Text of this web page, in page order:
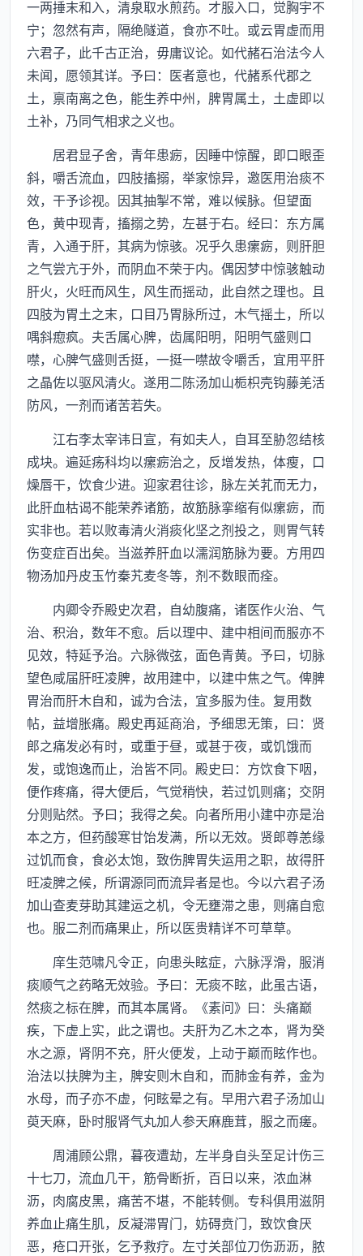
一两捶末和入，清泉取水煎药。才服入口，觉胸宇不
宁；忽然有声，隔绝隧道，食亦不吐。或云胃虚而用
六君子，此千古正治，毋庸议论。如代赭石治法今人
未闻，愿领其详。予曰：医者意也，代赭系代郡之
土，禀南离之色，能生养中州，脾胃属土，土虚即以
土补，乃同气相求之义也。
居君显子舍，青年患疬，因睡中惊醒，即口眼歪
斜，嚼舌流血，四肢搐搦，举家惊异，邀医用治痰不
效，干予诊视。因其抽掣不常，难以候脉。但望面
色，黄中现青，搐搦之势，左甚于右。经曰：东方属
青，入通于肝，其病为惊骇。况乎久患瘰疬，则肝胆
之气尝亢于外，而阴血不荣于内。偶因梦中惊骇触动
肝火，火旺而风生，风生而摇动，此自然之理也。且
四肢为胃土之末，口目乃胃脉所过，木气摇土，所以
喁斜瘛疯。夫舌属心脾，齿属阳明，阳明气盛则口
噤，心脾气盛则舌挺，一挺一噤故令嚼舌，宜用平肝
之晶佐以驱风清火。遂用二陈汤加山栀枳壳钩藤羌活
防风，一剂而诸苦若失。
江右李太宰讳日宣，有如夫人，自耳至胁忽结核
成块。遍延疡科均以瘰疬治之，反增发热，体瘦，口
燥唇干，饮食少进。迎家君往诊，脉左关芤而无力，
此肝血枯谒不能荣养诸筋，故筋脉挛缩有似瘰疬，而
实非也。若以败毒清火消痰化坚之剂投之，则胃气转
伤变症百出矣。当滋养肝血以濡润筋脉为要。方用四
物汤加丹皮玉竹秦艽麦冬等，剂不数眼而痊。
内卿令乔殿史次君，自幼腹痛，诸医作火治、气
治、积治，数年不愈。后以理中、建中相间而服亦不
见效，特延予治。六脉微弦，面色青黄。予曰，切脉
望色咸届肝旺凌脾，故用建中，以建中焦之气。俾脾
胃治而肝木自和，诚为合法，宜多服为佳。复用数
帖，益增胀痛。殿史再延商治，予细思无策，曰：贤
郎之痛发必有时，或重于昼，或甚于夜，或饥饿而
发，或饱逸而止，治皆不同。殿史曰：方饮食下咽，
便作疼痛，得大便后，气觉稍快，若过饥则痛；交阴
分则贴然。予曰；我得之矣。向者所用小建中亦是治
本之方，但药酸寒甘饴发满，所以无效。贤郎尊恙缘
过饥而食，食必太饱，致伤脾胃失运用之职，故得肝
旺凌脾之候，所谓源同而流异者是也。今以六君子汤
加山查麦芽助其建运之机，令无壅滞之患，则痛自愈
也。服二剂而痛果止，所以医贵精详不可草草。
庠生范啸凡令正，向患头眩症，六脉浮滑，服消
痰顺气之药略无效验。予曰：无痰不眩，此虽古语，
然痰之标在脾，而其本属肾。《素问》曰：头痛巅
疾，下虚上实，此之谓也。夫肝为乙木之本，肾为癸
水之源，肾阴不充，肝火便发，上动于巅而眩作也。
治法以扶脾为主，脾安则木自和，而肺金有养，金为
水母，而子亦不虚，何眩晕之有。早用六君子汤加山
萸天麻，卧时服肾气丸加人参天麻鹿茸，服之而瘥。
周浦顾公鼎，暮夜遭劫，左半身自头至足计伤三
十七刀，流血几干，筋骨断折，百日以来，浓血淋
沥，肉腐皮黑，痛苦不堪，不能转侧。专科俱用滋阴
养血止痛生肌，反凝滞胃门，妨碍贲门，致饮食厌
恶，疮口开张，乞予救疗。左寸关部位刀伤沥沥，脓